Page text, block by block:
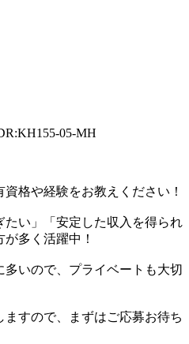
05-MH
格や経験をお教えください！
たい」「安定した収入を得られ
多く活躍中！
いので、プライベートも大切
ますので、まずはご応募お待ち